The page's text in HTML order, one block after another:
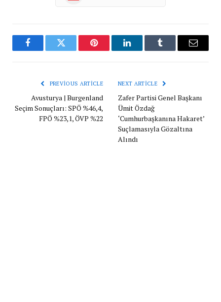
FacebookTwitter Pinterest LinkedInTumblr Email
PREVIOUS ARTICLE
Avusturya | Burgenland
Seçim Sonuçları: SPÖ %46,4,
FPÖ %23,1, ÖVP %22
NEXT ARTICLE
Zafer Partisi Genel Başkanı
Ümit Özdağ
‘Cumhurbaşkanına Hakaret’
Suçlamasıyla Gözaltına
Alındı